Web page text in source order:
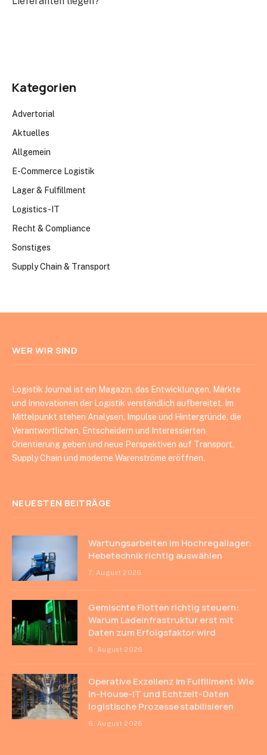
Kategorien
Advertorial
Aktuelles
Allgemein
E-Commerce Logistik
Lager & Fulfillment
Logistics-IT
Recht & Compliance
Sonstiges
Supply Chain & Transport
WER WIR SIND
Logistik Journal ist ein Magazin, das Entwicklungen, Märkte
und Innovationen der Logistik verständlich aufbereitet. Im
Mittelpunkt stehen Analysen, Impulse und Hintergründe, die
Verantwortlichen, Entscheidern und Interessierten
Orientierung geben und neue Perspektiven auf Transport,
Supply Chain und moderne Warenströme eröffnen.
NEUESTEN BEITRÄGE
Wartungsarbeiten im Hochregallager:
Hebetechnik richtig auswählen
7. August 2026
Gemischte Flotten richtig steuern:
Warum Ladeinfrastruktur erst mit
Daten zum Erfolgsfaktor wird
6. August 2026
Operative Exzellenz im Fulfillment: Wie
In-House-IT und Echtzeit-Daten
logistische Prozesse stabilisieren
6. August 2026